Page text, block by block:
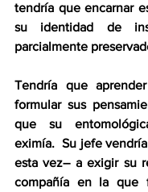
tendría que encarnar
su identidad de
parcialmente
Tendría que
formular sus
que su
eximía.  Su jefe
esta vez– a exigir su
compañía en la que